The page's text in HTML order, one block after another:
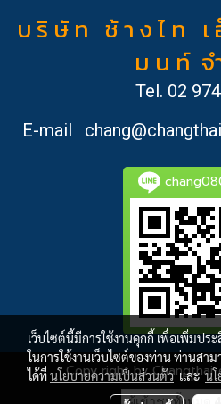
บ ริ ษั ท ช้ า ง ไ ท เ
ม น ท์ จ
Tel. 02
E-mail
Copy right by
ผู้เข้าชมทั้งหมด
เว็บไซต์นี้มีการใช้งานคุกกี้ เพื่อเพิ่มป
ในการใช้งานเว็บไซต์ของท่าน ท่านสา
ได้ที่นโยบายความเป็นส่วนตัวและน